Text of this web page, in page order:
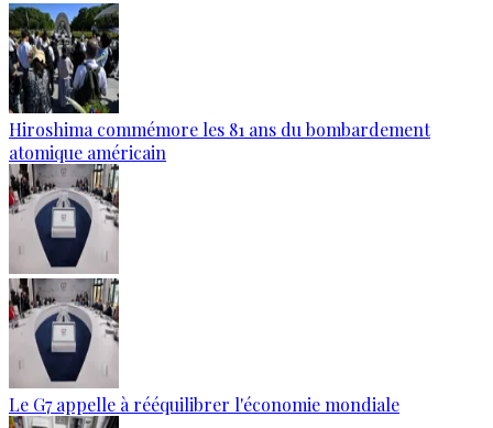
Hiroshima commémore les 81 ans du bombardement
atomique américain
Le G7 appelle à rééquilibrer l'économie mondiale